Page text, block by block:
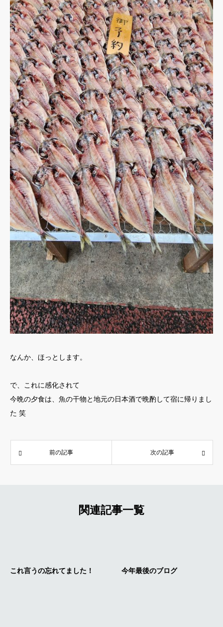
なんか、ほっとします。
で、これに感化されて
今晩の夕食は、魚の干物と地元の日本酒で晩酌して宿に帰りまし
た 笑
前の記事 次の記事
関連記事一覧